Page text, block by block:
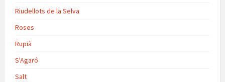
Riudellots de la Selva
Roses
Rupià
S'Agaró
Salt